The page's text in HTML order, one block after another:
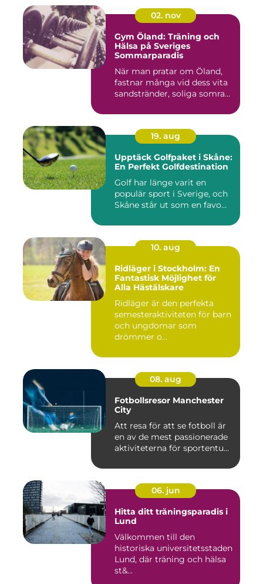
02. nov
Gym Öland: Träning och
Hälsa på Sveriges
Sommarparadis
När man pratar om Öland,
fastnar många vid dess vita
sandstränder, soliga somra...
19. aug
Upptäck Golfpaket i Skåne:
En Perfekt Golfdestination
Golf har länge varit en
populär sport i Sverige, och
Skåne står ut som en favo...
10. aug
Ridläger i Stockholm: En
Fantastisk Möjlighet för
Alla Hästälskare
Ridläger är den perfekta
semesteraktiviteten för barn
och ungdomar som
drömmer o...
08. aug
Fotbollsresor Manchester
City
Att resa för att se fotboll är
en av de mest passionerade
aktiviteterna för sportentu...
06. jun
Hitta ditt träningsparadis i
Lund
Välkommen till den
historiska universitetsstaden
Lund, där träning och hälsa
st&...